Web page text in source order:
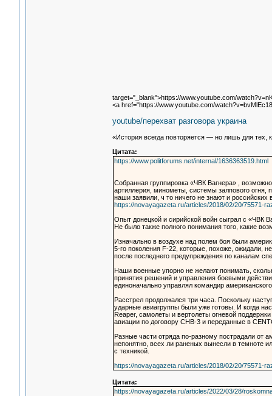
target="_blank">https://www.youtube.com/
<a href="https://www.youtube.com/
youtube/перехват разговора украина
«История всегда повторяется — но лишь для тех,
Цитата:
https://www.politforums.net/internal/1636363519.html
Собранная группировка «ЧВК Вагнера» ,
артиллерия, минометы, системы залпового
наши заявили, ч то ничего не знают и российских
https://novayagazeta.ru/articles/2018/02/20/75571-
Опыт донецкой и сирийской войн сыграл с «ЧВК
Не было также полного понимания того, какие
Изначально в воздухе над полем боя были
5-го поколения F-22, которые, похоже, ожидали,
после последнего предупреждения по каналам
Наши военные упорно не желают понимать,
принятия решений и управления боевыми
единоначально управлял командир
Расстрел продолжался три часа. Поскольку
ударные авиагруппы были уже готовы. И когда
Reaper, самолеты и вертолеты огневой
авиации по договору СНВ-3 и переданные в
Разные части отряда по-разному пострадали от
непонятно, всех ли раненых вынесли в темноте
с техникой.
https://novayagazeta.ru/articles/2018/02/20/75571-
Цитата:
https://novayagazeta.ru/articles/2022/03/28/